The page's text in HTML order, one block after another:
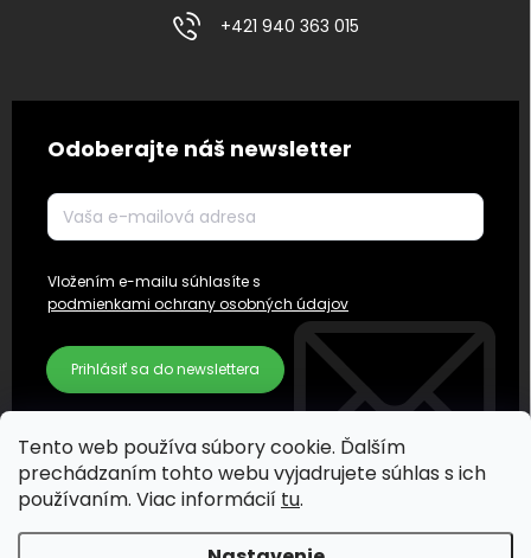
Tento web používa súbory cookie. Ďalším
prechádzaním tohto webu vyjadrujete súhlas s ich
používaním. Viac informácií tu.
+421 940 363 015
Odoberajte náš newsletter
Vložením e-mailu súhlasíte s
podmienkami ochrany osobných údajov
Prihlásiť sa do newslettera